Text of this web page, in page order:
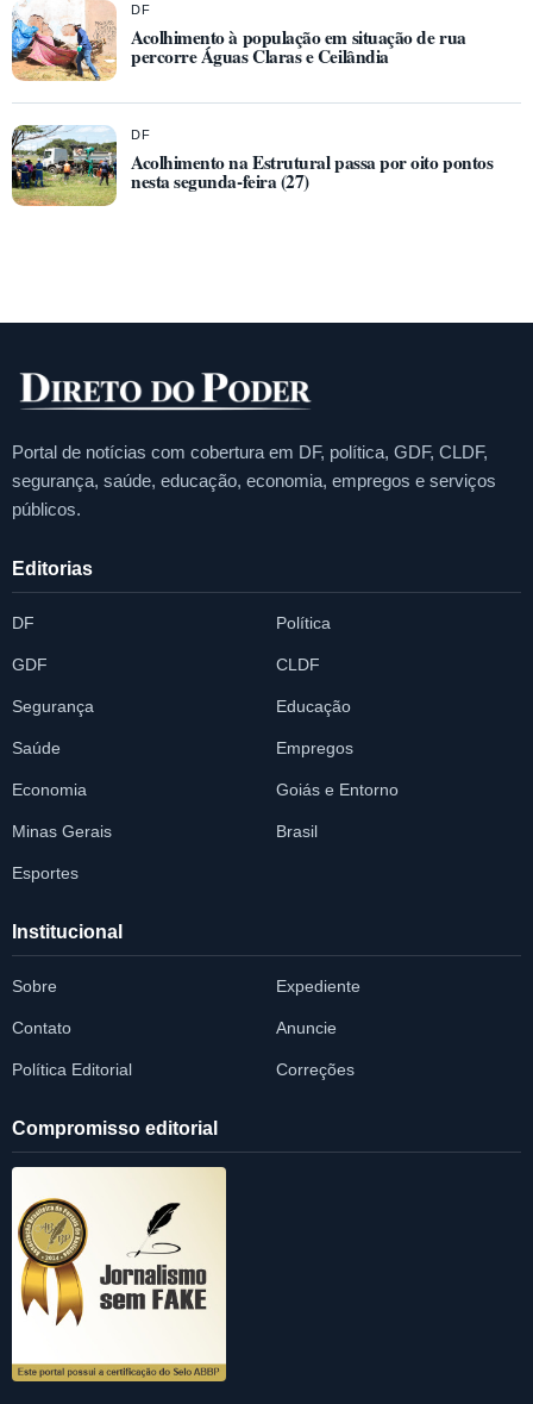
DF
Acolhimento à população em situação de rua
percorre Águas Claras e Ceilândia
DF
Acolhimento na Estrutural passa por oito pontos
nesta segunda-feira (27)
Portal de notícias com cobertura em DF, política, GDF, CLDF,
segurança, saúde, educação, economia, empregos e serviços
públicos.
Editorias
DF Política
GDF CLDF
Segurança Educação
Saúde Empregos
Economia Goiás e Entorno
Minas Gerais Brasil
Esportes
Institucional
Sobre Expediente
Contato Anuncie
Política Editorial Correções
Compromisso editorial